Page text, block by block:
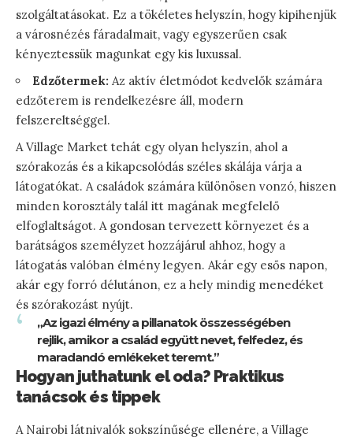
szolgáltatásokat. Ez a tökéletes helyszín, hogy kipihenjük
a városnézés fáradalmait, vagy egyszerűen csak
kényeztessük magunkat egy kis luxussal.
Edzőtermek: Az aktív életmódot kedvelők számára
edzőterem is rendelkezésre áll, modern
felszereltséggel.
A Village Market tehát egy olyan helyszín, ahol a
szórakozás és a kikapcsolódás széles skálája várja a
látogatókat. A családok számára különösen vonzó, hiszen
minden korosztály talál itt magának megfelelő
elfoglaltságot. A gondosan tervezett környezet és a
barátságos személyzet hozzájárul ahhoz, hogy a
látogatás valóban élmény legyen. Akár egy esős napon,
akár egy forró délutánon, ez a hely mindig menedéket
és szórakozást nyújt.
„Az igazi élmény a pillanatok összességében
rejlik, amikor a család együtt nevet, felfedez, és
maradandó emlékeket teremt.”
Hogyan juthatunk el oda? Praktikus
tanácsok és tippek
A Nairobi látnivalók sokszínűsége ellenére, a Village